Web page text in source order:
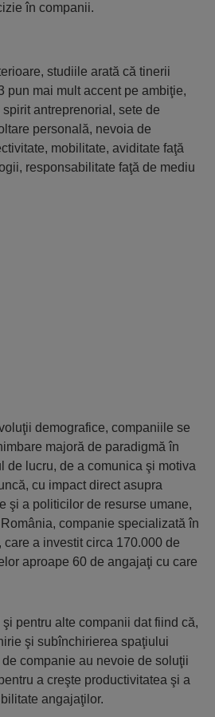
în companii.
studiile arată că tinerii
pun mai mult accent pe ambiţie,
spirit antreprenorial, sete de
personală, nevoia de
mobilitate, aviditate faţă
responsabilitate faţă de mediu
demografice, companiile se
majoră de paradigmă în
de lucru, de a comunica şi motiva
cu impact direct asupra
şi a politicilor de resurse umane,
companie specializată în
a investit circa 170.000 de
aproape 60 de angajaţi cu care
pentru alte companii dat fiind că,
şi subînchirierea spaţiului
companie au nevoie de soluţii
a creşte productivitatea şi a
angajaţilor.